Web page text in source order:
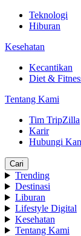
Teknologi
Hiburan
Kesehatan
Kecantikan
Diet &
Tentang Kami
Tim TripZilla
Karir
Hubungi
Cari
Trending
Destinasi
Liburan
Lifestyle Digital
Kesehatan
Tentang Kami